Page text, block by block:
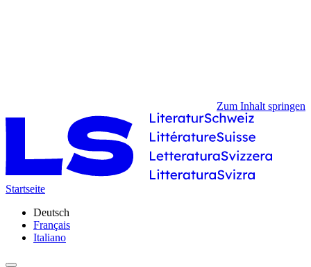
Zum Inhalt springen
Startseite
Deutsch
Français
Italiano